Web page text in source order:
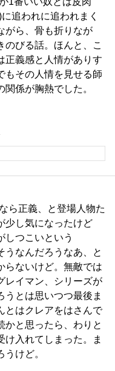
追われに追われまく
がら、骨も折りなが
のびる話。ほんと、こ
正義感と人情がありす
もその人情を見せる師
係が胸熱でした。
ら正義、と登場人物た
少し気になったけど
しつこいという
なんだろうなあ、と
らないけど。無敵では
レイマン、シリーズが
うとは思いつつ最後ま
とはクレアをはさんで
かと思ったら、わりと
け入れてしまった。ま
けど。